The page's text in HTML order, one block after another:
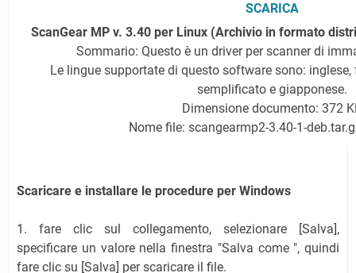
SCARICA
ScanGear MP v. 3.40 per Linux (Archivio in formato
Sommario: Questo è un driver per scanner di
Le lingue supportate di questo software sono: inglese,
semplificato e giapponese.
Dimensione documento: 372
Nome file: scangearmp2-3.40-1-
Scaricare e installare le procedure per Windows
1. fare clic sul collegamento, selezionare [Salva],
specificare un valore nella finestra "Salva come ", quindi
fare clic su [Salva] per scaricare il file.